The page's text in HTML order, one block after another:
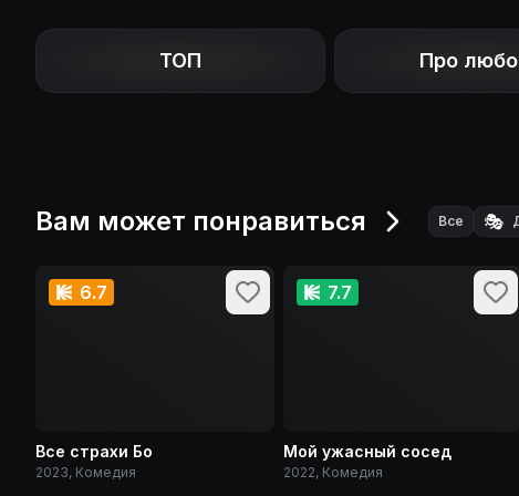
ТОП Про
Вам может понравиться Все 🎭
6.7
Все страхи Бо
2023, Комедия
7.7
Мой ужасный сосед
2022, Комедия